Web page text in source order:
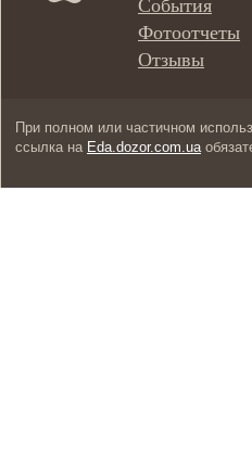
Фотоотчеты
Отзывы
При полном или частичном
ссылка на Eda.dozor.com.ua